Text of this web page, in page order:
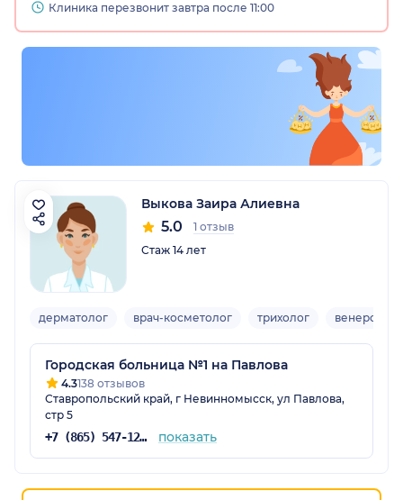
Клиника перезвонит завтра после 11:00
Выкова Заира Алиевна
5.0
1 отзыв
Стаж 14 лет
дерматолог врач-косметолог трихолог венеролог
Городская больница №1 на Павлова
4.3138 отзывов
Ставропольский край, г Невинномысск, ул Павлова,
стр 5
+7 (865) 547-12-13 показать